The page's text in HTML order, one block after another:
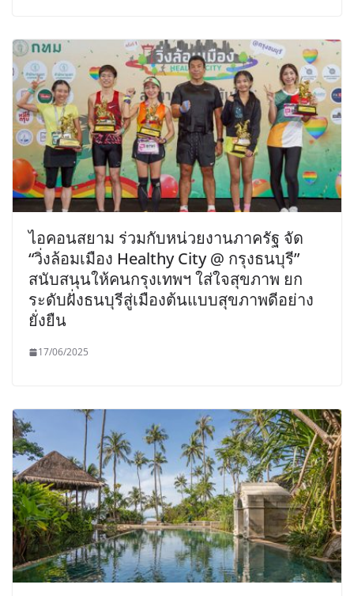
ไอคอนสยาม ร่วมกับหน่วยงานภาครัฐ จัด
“วิ่งล้อมเมือง Healthy City @ กรุงธนบุรี”
สนับสนุนให้คนกรุงเทพฯ ใส่ใจสุขภาพ ยก
ระดับฝั่งธนบุรีสู่เมืองต้นแบบสุขภาพดีอย่าง
ยั่งยืน
17/06/2025